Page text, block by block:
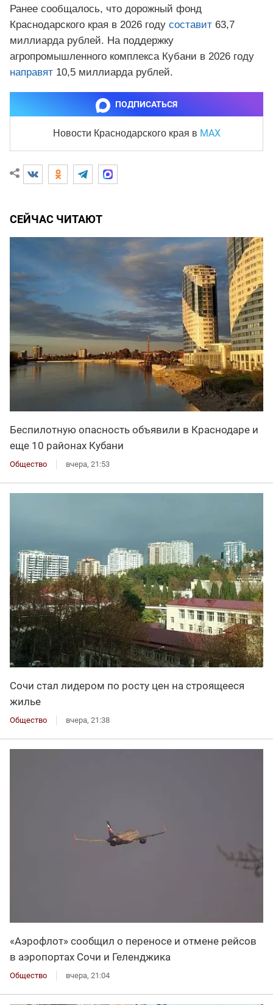
Ранее сообщалось, что дорожный фонд
Краснодарского края в 2026 году составит 63,7
миллиарда рублей. На поддержку
агропромышленного комплекса Кубани в 2026 году
направят 10,5 миллиарда рублей.
ПОДПИСАТЬСЯ
Новости Краснодарского края в MAX
СЕЙЧАС ЧИТАЮТ
Беспилотную опасность объявили в Краснодаре и
еще 10 районах Кубани
Общество вчера, 21:53
Сочи стал лидером по росту цен на строящееся
жилье
Общество вчера, 21:38
«Аэрофлот» сообщил о переносе и отмене рейсов
в аэропортах Сочи и Геленджика
Общество вчера, 21:04